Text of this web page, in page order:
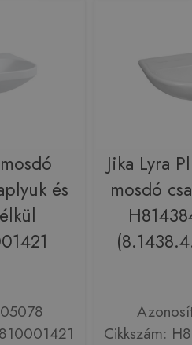
és
Jika Lyra
mosdó
Cikkszám: